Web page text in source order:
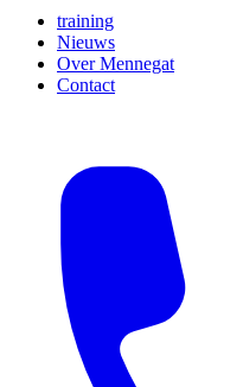
training
Nieuws
Over Mennegat
Contact